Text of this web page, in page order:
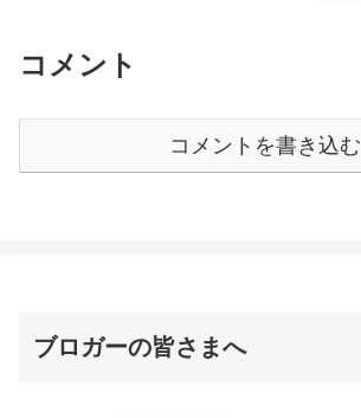
コメント
コメントを書き込む
ブロガーの皆さまへ